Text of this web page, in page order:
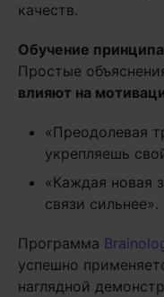
качеств.
Обучение
Простые
влияют на
«Преодолевая
укрепляешь
«Каждая новая
связи сильнее».
Программа
успешно
наглядной